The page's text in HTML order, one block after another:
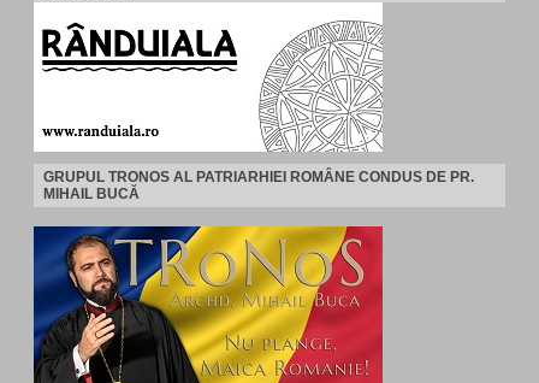
GRUPUL TRONOS AL PATRIARHIEI ROMÂNE CONDUS DE PR.
MIHAIL BUCĂ